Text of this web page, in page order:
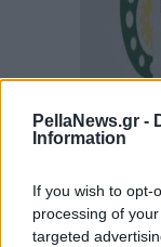
PellaNews.gr -
Information
If you wish to opt-
processing of
targeted